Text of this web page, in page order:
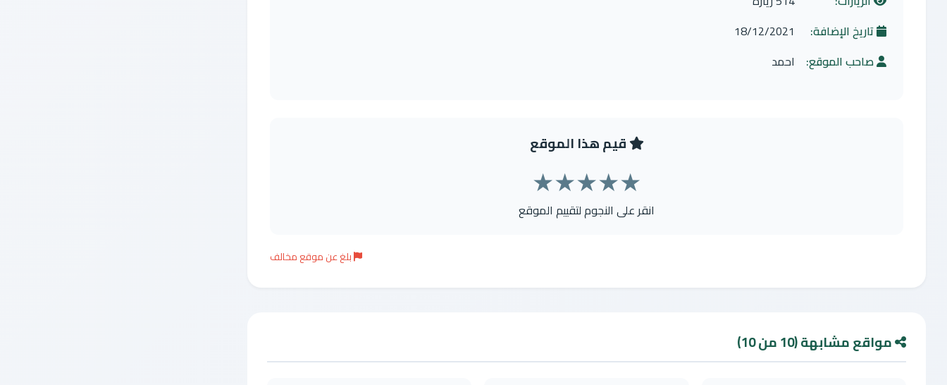
تاريخ الإضافة:
18/12/2021
صاحب الموقع:
احمد
قيم هذا الموقع
★
★
★
★
★
انقر على النجوم لتقييم الموقع
بلغ عن موقع مخالف
مواقع مشابهة (10 من 10)